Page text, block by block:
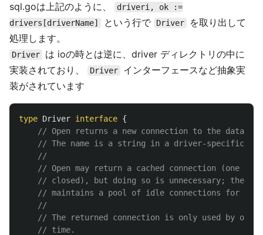
sql.goは上記のように、
driveri, ok :=
drivers[driverName]
という行で Driver
を取り出して
処理します。
Driver
は ioの時とは逆に、driver ディレクトリの中に
実装されており、
Driver
インターフェースなど抽象実
装がされています
type Driver interface {
// Open returns a new connection to the
// The name is a string in a driver-specific
//
// Open may return a cached connection (one
// closed), but doing so is unnecessary; the sql
// maintains a pool of idle connections for
//
// The returned connection is only used by one
// time.